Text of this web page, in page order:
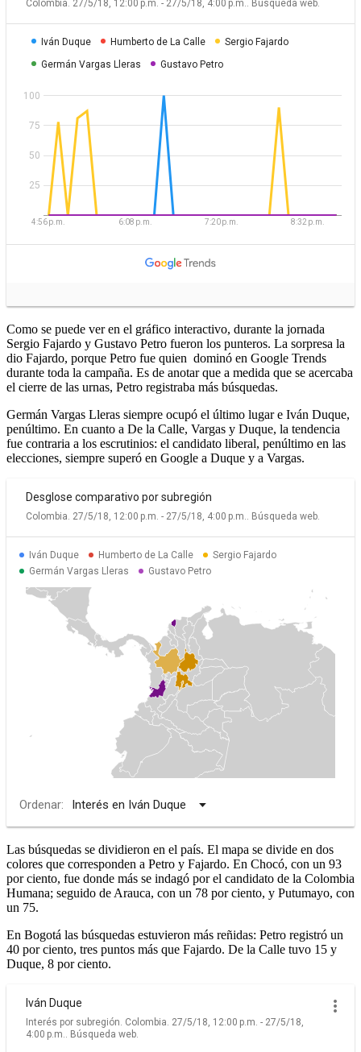
Como se puede ver en el gráfico interactivo, durante la jornada
Sergio Fajardo y Gustavo Petro fueron los punteros. La sorpresa la
dio Fajardo, porque Petro fue quien dominó en Google Trends
durante toda la campaña. Es de anotar que a medida que se acercaba
el cierre de las urnas, Petro registraba más búsquedas.
Germán Vargas Lleras siempre ocupó el último lugar e Iván Duque,
penúltimo. En cuanto a De la Calle, Vargas y Duque, la tendencia
fue contraria a los escrutinios: el candidato liberal, penúltimo en las
elecciones, siempre superó en Google a Duque y a Vargas.
Las búsquedas se dividieron en el país. El mapa se divide en dos
colores que corresponden a Petro y Fajardo. En Chocó, con un 93
por ciento, fue donde más se indagó por el candidato de la Colombia
Humana; seguido de Arauca, con un 78 por ciento, y Putumayo, con
un 75.
En Bogotá las búsquedas estuvieron más reñidas: Petro registró un
40 por ciento, tres puntos más que Fajardo. De la Calle tuvo 15 y
Duque, 8 por ciento.